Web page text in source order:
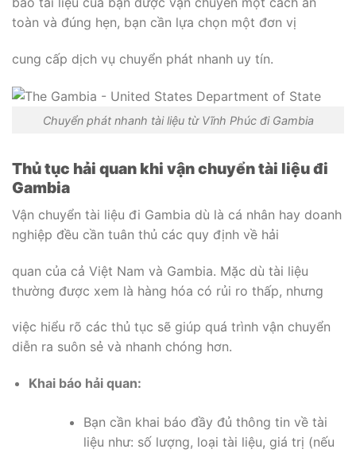
toàn và đúng hẹn, bạn cần lựa chọn một đơn vị
cung cấp dịch vụ chuyển phát nhanh uy tín.
Chuyển phát nhanh tài liệu từ Vĩnh Phúc đi Gambia
Thủ tục hải quan khi vận chuyển tài liệu đi
Gambia
Vận chuyển tài liệu đi Gambia dù là cá nhân hay doanh
nghiệp đều cần tuân thủ các quy định về hải
quan của cả Việt Nam và Gambia. Mặc dù tài liệu
thường được xem là hàng hóa có rủi ro thấp, nhưng
việc hiểu rõ các thủ tục sẽ giúp quá trình vận chuyển
diễn ra suôn sẻ và nhanh chóng hơn.
Khai báo hải quan:
Bạn cần khai báo đầy đủ thông tin về tài
liệu như: số lượng, loại tài liệu, giá trị (nếu